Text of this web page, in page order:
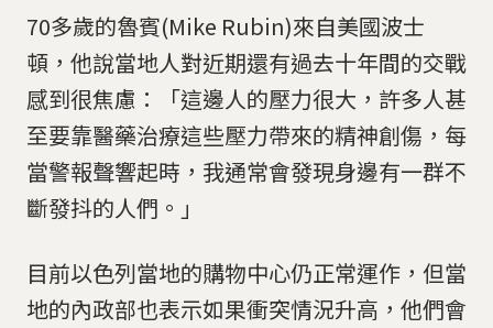
70多歲的魯賓(Mike Rubin)來自美國波士
頓，他說當地人對近期還有過去十年間的交戰
感到很焦慮：「這邊人的壓力很大，許多人甚
至要靠醫藥治療這些壓力帶來的精神創傷，每
當警報聲響起時，我通常會發現身邊有一群不
斷發抖的人們。」
目前以色列當地的購物中心仍正常運作，但當
地的內政部也表示如果衝突情況升高，他們會